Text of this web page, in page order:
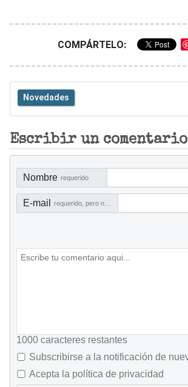
COMPÁRTELO:
Novedades
Escribir un comentario
Nombre requerido
E-mail
1000 caracteres restantes
Subscribirse a la notificación de
Acepta la política de privacidad